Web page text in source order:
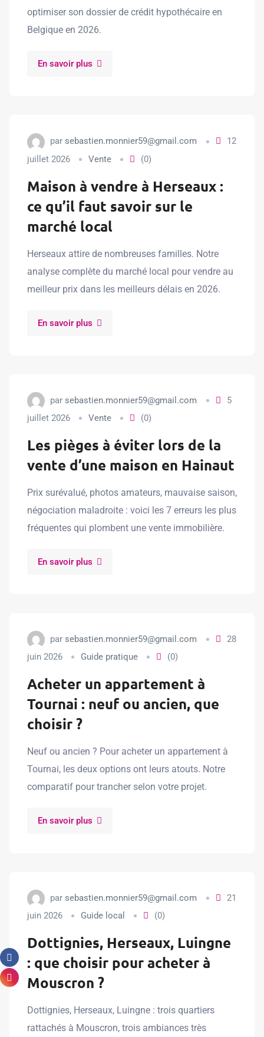
optimiser son dossier de crédit hypothécaire en
Belgique en 2026.
En savoir plus
par sebastien.monnier59@gmail.com
12
juillet 2026
Vente (0)
Maison à vendre à Herseaux :
ce qu’il faut savoir sur le
marché local
Herseaux attire de nombreuses familles. Notre
analyse complète du marché local pour vendre au
meilleur prix dans les meilleurs délais en 2026.
En savoir plus
par sebastien.monnier59@gmail.com
5
juillet 2026
Vente (0)
Les pièges à éviter lors de la
vente d’une maison en Hainaut
Prix surévalué, photos amateurs, mauvaise saison,
négociation maladroite : voici les 7 erreurs les plus
fréquentes qui plombent une vente immobilière.
En savoir plus
par sebastien.monnier59@gmail.com
28
juin 2026
Guide pratique (0)
Acheter un appartement à
Tournai : neuf ou ancien, que
choisir ?
Neuf ou ancien ? Pour acheter un appartement à
Tournai, les deux options ont leurs atouts. Notre
comparatif pour trancher selon votre projet.
En savoir plus
par sebastien.monnier59@gmail.com
21
juin 2026
Guide local (0)
Dottignies, Herseaux, Luingne
: que choisir pour acheter à
Mouscron ?
Dottignies, Herseaux, Luingne : trois quartiers
rattachés à Mouscron, trois ambiances très